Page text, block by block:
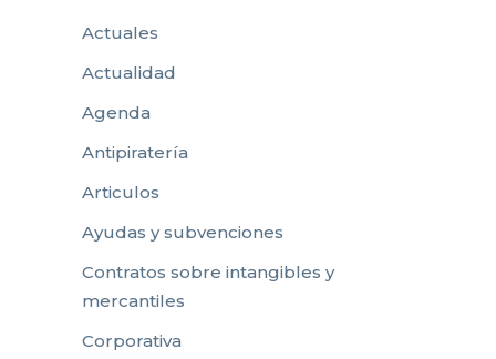
Actuales
Actualidad
Agenda
Antipiratería
Articulos
Ayudas y subvenciones
Contratos sobre intangibles y
mercantiles
Corporativa